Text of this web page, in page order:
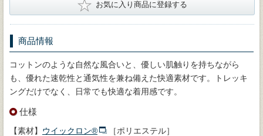
★ お気に入り商品に登録する
商品情報
コットンのような自然な風合いと、優しい肌触りを持ちながら
も、優れた速乾性と通気性を兼ね備えた快適素材です。トレッキ
ングだけでなく、日常でも快適な着用感です。
仕様
【素材】 ウイックロン®
［ポリエステル］